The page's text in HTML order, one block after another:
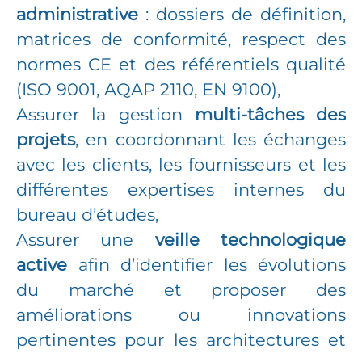
administrative : dossiers de définition,
matrices de conformité, respect des
normes CE et des référentiels qualité
(ISO 9001, AQAP 2110, EN 9100),
Assurer la gestion multi-tâches des
projets, en coordonnant les échanges
avec les clients, les fournisseurs et les
différentes expertises internes du
bureau d’études,
Assurer une veille technologique
active afin d’identifier les évolutions
du marché et proposer des
améliorations ou innovations
pertinentes pour les architectures et